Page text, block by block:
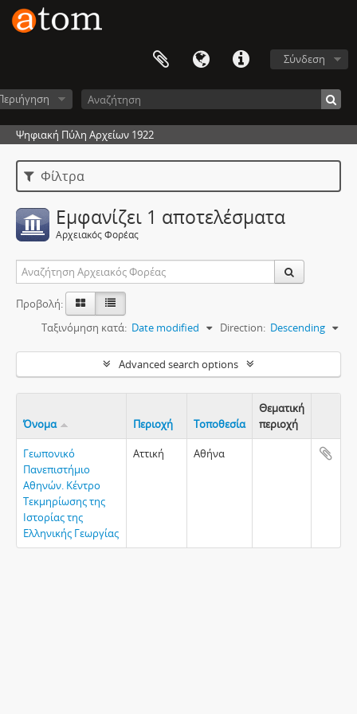
Σύνδεση
Ψηφιακή Πύλη Αρχείων 1922
Φίλτρα
Εμφανίζει 1 αποτελέσματα
Αρχειακός Φορέας
Προβολή:
Ταξινόμηση κατά: Date modified Direction: Descending
Advanced search options
Όνομα Περιοχή Τοποθεσία
Θεματική
περιοχή
Γεωπονικό
Πανεπιστήμιο
Αθηνών. Κέντρο
Τεκμηρίωσης της
Ιστορίας της
Ελληνικής Γεωργίας
Αττική Αθήνα